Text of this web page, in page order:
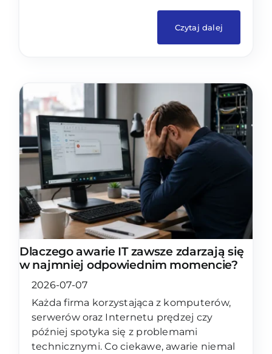
Czytaj dalej
Dlaczego awarie IT zawsze zdarzają się
w najmniej odpowiednim momencie?
2026-07-07
Każda firma korzystająca z komputerów,
serwerów oraz Internetu prędzej czy
później spotyka się z problemami
technicznymi. Co ciekawe, awarie niemal